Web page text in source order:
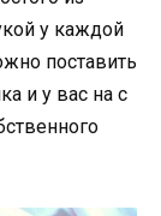
у каждой
поставить
и у вас на с